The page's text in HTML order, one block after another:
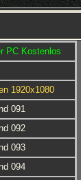
PC Kostenlos
1920x1080
091
092
093
094